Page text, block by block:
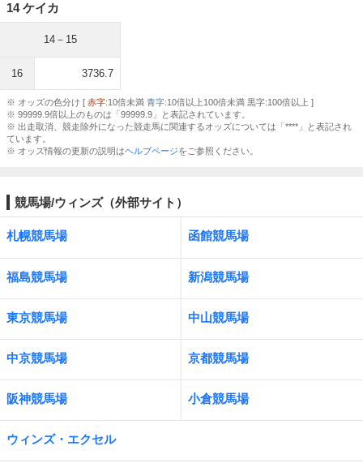
14 ケイカ
14－15
16 3736.7
※ オッズの色分け [ 赤字:10倍未満 青字:10倍以上100倍未満 黒字:100倍以上 ]
※ 99999.9倍以上のものは「99999.9」と表記されています。
※ 出走取消、競走除外になった競走馬に関連するオッズについては「****」と表記され
ています。
※ オッズ情報の更新の説明はヘルプページをご参照ください。
競馬場/ウィンズ（外部サイト）
札幌競馬場 函館競馬場
福島競馬場 新潟競馬場
東京競馬場 中山競馬場
中京競馬場 京都競馬場
阪神競馬場 小倉競馬場
ウィンズ・エクセル